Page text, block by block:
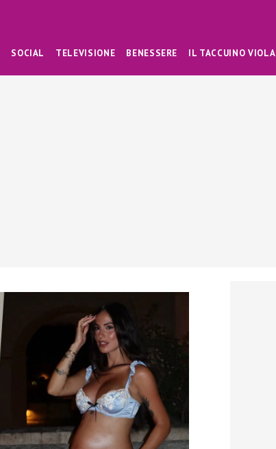
SOCIAL TELEVISIONE BENESSERE IL TACCUINO VIOLA